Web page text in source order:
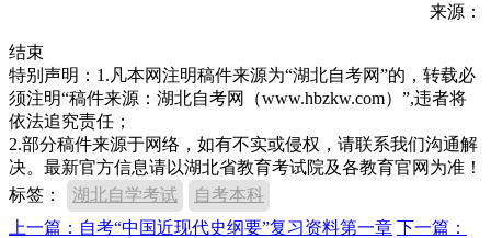
来源：
结束
特别声明：1.凡本网注明稿件来源为“湖北自考网”的，转载必
须注明“稿件来源：湖北自考网（www.hbzkw.com）”,违者将
依法追究责任；
2.部分稿件来源于网络，如有不实或侵权，请联系我们沟通解
决。最新官方信息请以湖北省教育考试院及各教育官网为准！
标签：
湖北自学考试
自考本科
上一篇：自考“中国近现代史纲要”复习资料第一章 下一篇：